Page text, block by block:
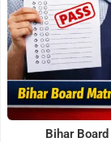
Bihar Board